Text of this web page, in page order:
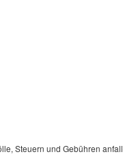
Steuern und Gebühren